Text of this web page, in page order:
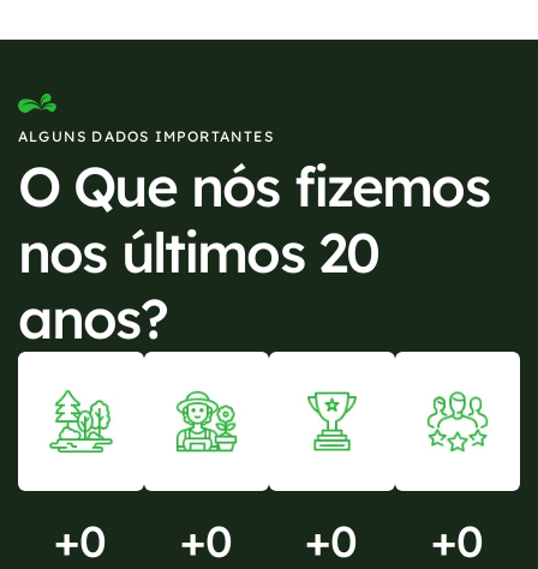
ALGUNS DADOS IMPORTANTES
O Que nós fizemos
nos últimos 20
anos?
+0 +0 +0 +0